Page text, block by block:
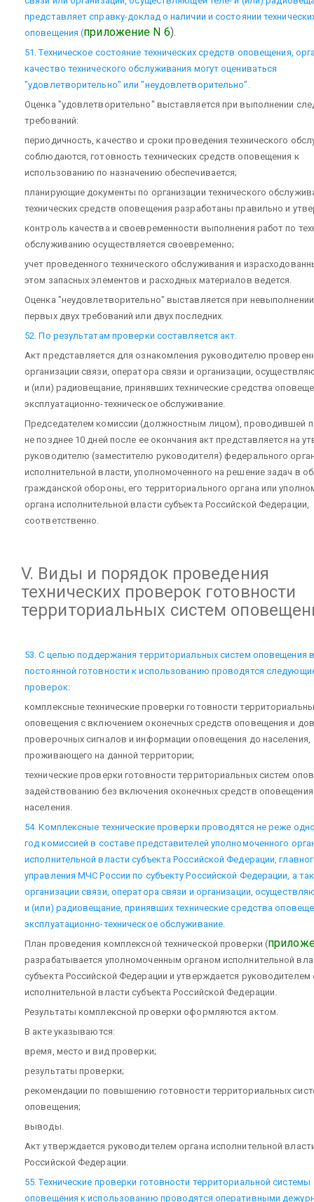
представляет справку-доклад о наличии и состоянии
оповещения (приложение N 6).
51. Техническое состояние технических средств оповещения,
качество технического обслуживания могут оцениваться
"удовлетворительно" или "неудовлетворительно".
Оценка "удовлетворительно" выставляется при выполнении
требований:
периодичность, качество и сроки проведения технического
соблюдаются, готовность технических средств оповещения к
использованию по назначению обеспечивается;
планирующие документы по организации технического
технических средств оповещения разработаны правильно и
контроль качества и своевременности выполнения работ по
обслуживанию осуществляется своевременно;
учет проведенного технического обслуживания и
этом запасных элементов и расходных материалов ведется.
Оценка "неудовлетворительно" выставляется при
первых двух требований или двух последних.
52. По результатам проверки составляется акт.
Акт представляется для ознакомления руководителю
организации связи, оператора связи и организации,
и (или) радиовещание, принявших технические средства
эксплуатационно-техническое обслуживание.
Председателем комиссии (должностным лицом), проводившей
не позднее 10 дней после ее окончания акт представляется на
руководителю (заместителю руководителя) федерального
исполнительной власти, уполномоченного на решение задач в
гражданской обороны, его территориального органа или
органа исполнительной власти субъекта Российской Федерации,
соответственно.
V. Виды и порядок проведения
технических проверок готовности
территориальных систем
53. С целью поддержания территориальных систем оповещения в
постоянной готовности к использованию проводятся
проверок:
комплексные технические проверки готовности
оповещения с включением оконечных средств оповещения и
проверочных сигналов и информации оповещения до населения,
проживающего на данной территории;
технические проверки готовности территориальных систем
задействованию без включения оконечных средств оповещения
населения.
54. Комплексные технические проверки проводятся не реже
год комиссией в составе представителей уполномоченного
исполнительной власти субъекта Российской Федерации,
управления МЧС России по субъекту Российской Федерации, а
организации связи, оператора связи и организации,
и (или) радиовещание, принявших технические средства
эксплуатационно-техническое обслуживание.
План проведения комплексной технической проверки (
разрабатывается уполномоченным органом исполнительной
субъекта Российской Федерации и утверждается руководителем
исполнительной власти субъекта Российской Федерации.
Результаты комплексной проверки оформляются актом.
В акте указываются:
время, место и вид проверки;
результаты проверки;
рекомендации по повышению готовности территориальных
оповещения;
выводы.
Акт утверждается руководителем органа исполнительной
Российской Федерации.
55. Технические проверки готовности территориальной системы
оповещения к использованию проводятся оперативными